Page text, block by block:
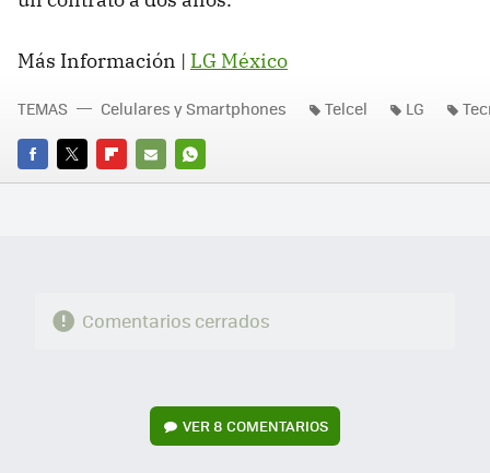
Más Información | LG México
FACEBOOK
TWITTERFLIPBOARD
E-
WHATSAPP
TEMAS Celulares y Smartphones Telcel LG
Comentarios cerrados
VER8 COMENTARIOS